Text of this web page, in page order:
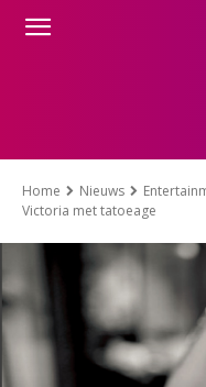
Home Nieuws
Victoria met tatoeage